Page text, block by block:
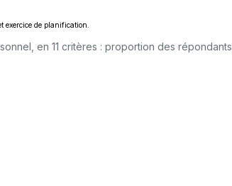
exercice de planification.
en 11 critères : proportion des répondants